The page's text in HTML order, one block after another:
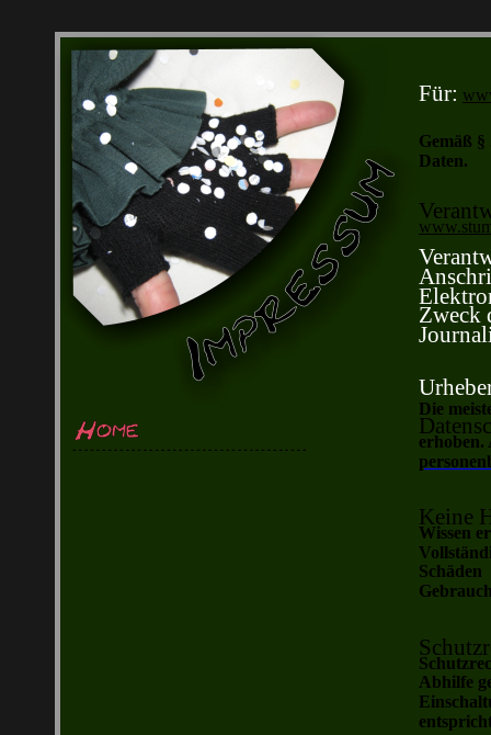
Für:
Gemäß
Daten.
Zweck
Die
erhoben.
Keine
Wissen
Schäden
Abhilfe